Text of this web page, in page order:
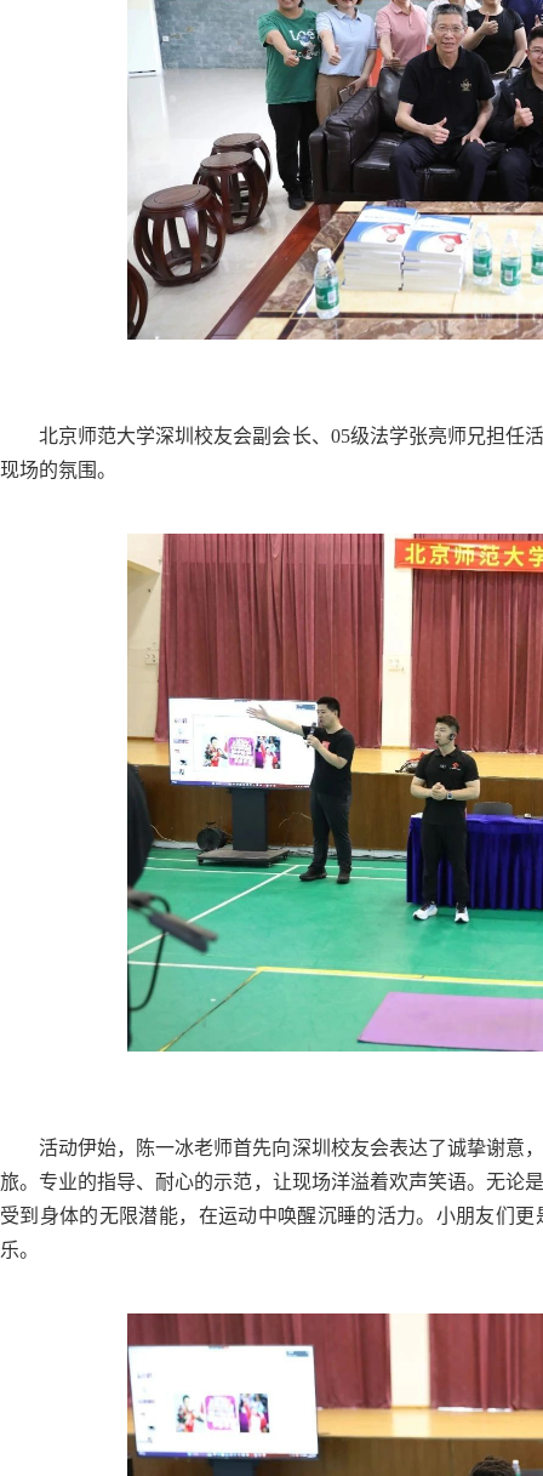
北京师范大学深圳校友会副会长、05级法学张亮师兄担任
现场的氛围。
活动伊始，陈一冰老师首先向深圳校友会表达了诚挚谢意
旅。专业的指导、耐心的示范，让现场洋溢着欢声笑语。无论
受到身体的无限潜能，在运动中唤醒沉睡的活力。小朋友们
乐。